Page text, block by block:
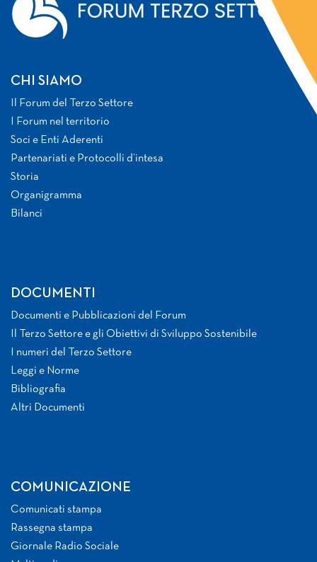
CHI SIAMO
Il Forum del Terzo Settore
I Forum nel territorio
Soci e Enti Aderenti
Partenariati e Protocolli d’intesa
Storia
Organigramma
Bilanci
DOCUMENTI
Documenti e Pubblicazioni del Forum
Il Terzo Settore e gli Obiettivi di Sviluppo Sostenibile
I numeri del Terzo Settore
Leggi e Norme
Bibliografia
Altri Documenti
COMUNICAZIONE
Comunicati stampa
Rassegna stampa
Giornale Radio Sociale